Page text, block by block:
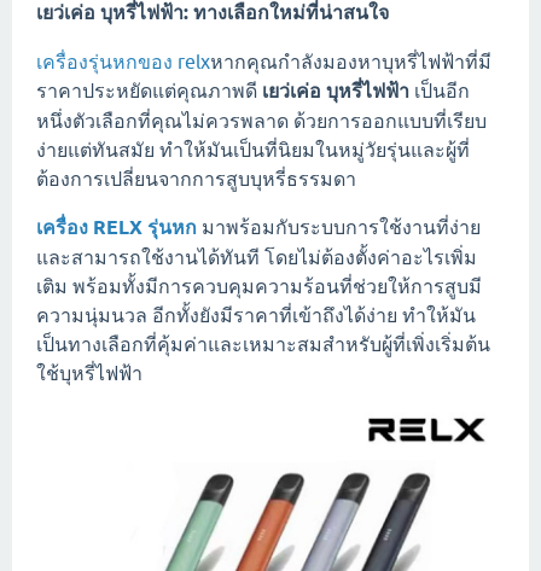
เยว่เค่อ บุหรี่ไฟฟ้า: ทางเลือกใหม่ที่น่าสนใจ
เครื่องรุ่นหกของ relxหากคุณกำลังมองหาบุหรี่ไฟฟ้าที่มี
ราคาประหยัดแต่คุณภาพดี เยว่เค่อ บุหรี่ไฟฟ้า เป็นอีก
หนึ่งตัวเลือกที่คุณไม่ควรพลาด ด้วยการออกแบบที่เรียบ
ง่ายแต่ทันสมัย ทำให้มันเป็นที่นิยมในหมู่วัยรุ่นและผู้ที่
ต้องการเปลี่ยนจากการสูบบุหรี่ธรรมดา
เครื่อง RELX รุ่นหก มาพร้อมกับระบบการใช้งานที่ง่าย
และสามารถใช้งานได้ทันที โดยไม่ต้องตั้งค่าอะไรเพิ่ม
เติม พร้อมทั้งมีการควบคุมความร้อนที่ช่วยให้การสูบมี
ความนุ่มนวล อีกทั้งยังมีราคาที่เข้าถึงได้ง่าย ทำให้มัน
เป็นทางเลือกที่คุ้มค่าและเหมาะสมสำหรับผู้ที่เพิ่งเริ่มต้น
ใช้บุหรี่ไฟฟ้า